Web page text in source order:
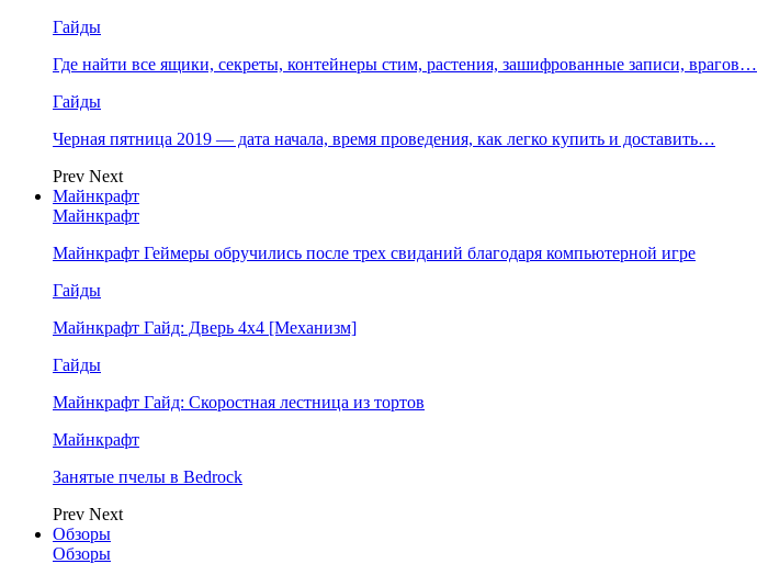
Гайды
Где найти все ящики, секреты, контейнеры стим, растения, зашифрованные записи, врагов…
Гайды
Черная пятница 2019 — дата начала, время проведения, как легко купить и доставить…
Prev Next
Майнкрафт
Майнкрафт
Майнкрафт Геймеры обручились после трех свиданий благодаря компьютерной игре
Гайды
Майнкрафт Гайд: Дверь 4х4 [Механизм]
Гайды
Майнкрафт Гайд: Скоростная лестница из тортов
Майнкрафт
Занятые пчелы в Bedrock
Prev Next
Обзоры
Обзоры